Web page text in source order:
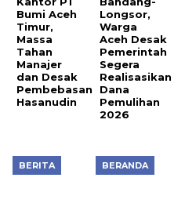
Bumi Aceh
Timur,
Massa
Tahan
Manajer
dan Desak
Pembebasan
Hasanudin
Longsor,
Warga
Aceh Desak
Pemerintah
Segera
Realisasikan
Dana
Pemulihan
2026
BERITA BERANDA